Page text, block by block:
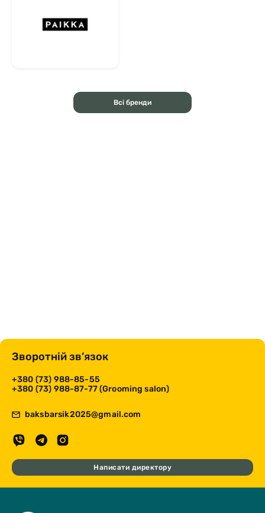
Всі бренди
Зворотній зв’язок
+380 (73) 988-85-55
+380 (73) 988-87-77 (Grooming salon)
baksbarsik2025@gmail.com
Написати директору